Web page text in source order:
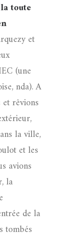
toute
et
(une
nda). A
rêvions
la ville,
et les
avions
la
de la
tombés